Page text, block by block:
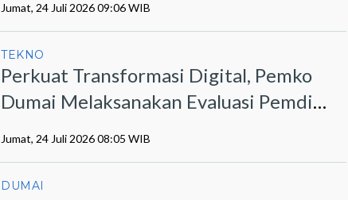
Jumat, 24 Juli 2026 09:06 WIB
TEKNO
Perkuat Transformasi Digital, Pemko
Dumai Melaksanakan Evaluasi Pemdi
Jumat, 24 Juli 2026 08:05 WIB
DUMAI